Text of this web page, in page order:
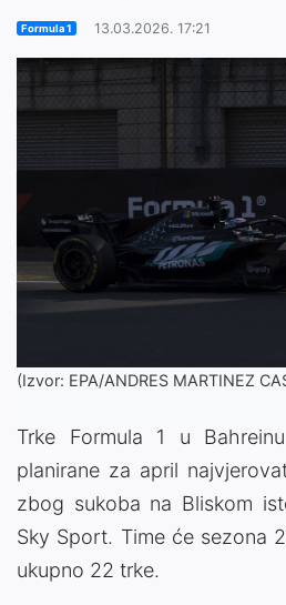
Formula 1 13.03.2026. 17:21
(Izvor: EPA/ANDRES MARTINEZ
Trke Formula 1 u Bahreinu
planirane za april
zbog sukoba na Bliskom
Sky Sport. Time će sezona
ukupno 22 trke.